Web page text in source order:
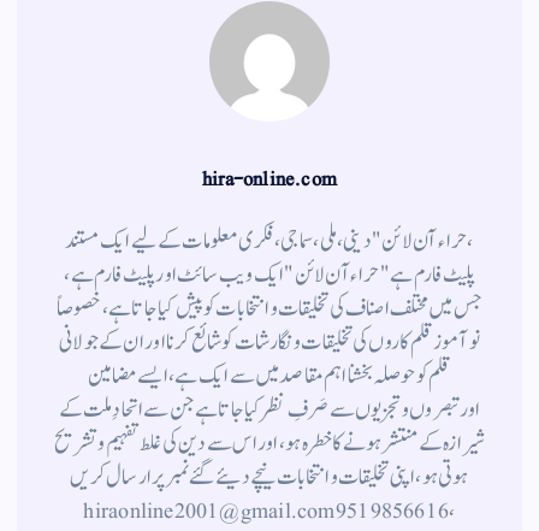
hira-online.com
،حراء آن لائن" دینی ، ملی ، سماجی ، فکری معلومات کے لیے ایک مستند
پلیٹ فارم ہے " حراء آن لائن " ایک ویب سائٹ اور پلیٹ فارم ہے ،
جس میں مختلف اصناف کی تخلیقات و انتخابات کو پیش کیا جاتا ہے ، خصوصاً
نوآموز قلم کاروں کی تخلیقات و نگارشات کو شائع کرنا اور ان کے جولانی
قلم کوحوصلہ بخشنا اہم مقاصد میں سے ایک ہے ، ایسے مضامین
اورتبصروں وتجزیوں سے صَرفِ نظر کیا جاتاہے جن سے اتحادِ ملت کے
شیرازہ کے منتشر ہونے کاخطرہ ہو ، اور اس سے دین کی غلط تفہیم وتشریح
ہوتی ہو، اپنی تخلیقات و انتخابات نیچے دیئے گئے نمبر پر ارسال کریں
، 9519856616 hiraonline2001@gmail.com